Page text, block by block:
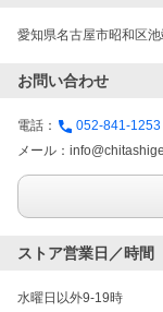
愛知県名古屋市昭和区
お問い合わせ
電話：
052-841-1253
メール：
ストア営業日／時間
水曜日以外9-19時